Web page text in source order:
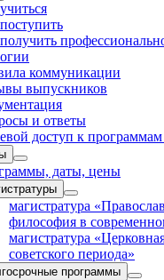
коммуникации
выпускников
и ответы
доступ к
даты, цены
магистратура
философия в
магистратура
советского периода»
программы